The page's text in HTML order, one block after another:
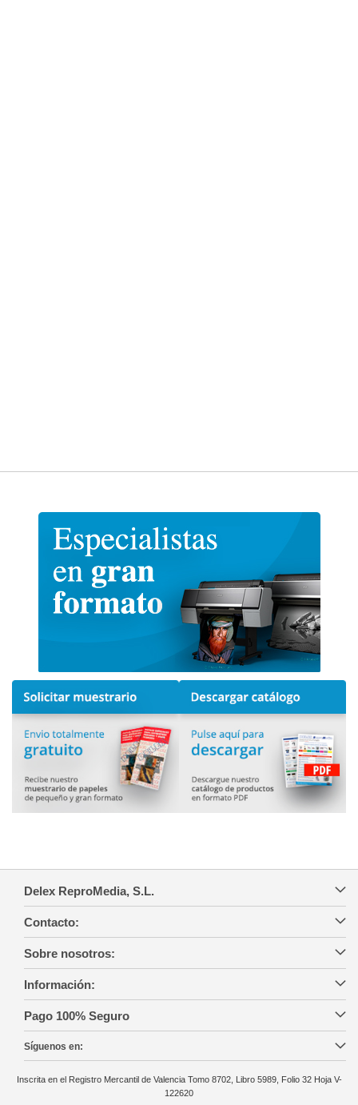
Delex ReproMedia, S.L.
Contacto:
Sobre nosotros:
Información:
Pago 100% Seguro
Síguenos en:
Inscrita en el Registro Mercantil de Valencia Tomo 8702, Libro 5989, Folio 32 Hoja V-
122620